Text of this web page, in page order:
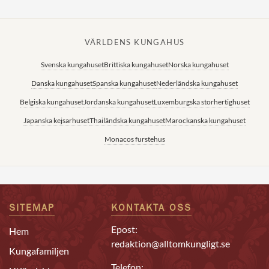
VÄRLDENS KUNGAHUS
Svenska kungahusetBrittiska kungahusetNorska kungahuset
Danska kungahusetSpanska kungahusetNederländska kungahuset
Belgiska kungahusetJordanska kungahusetLuxemburgska storhertighuset
Japanska kejsarhusetThailändska kungahusetMarockanska kungahuset
Monacos furstehus
SITEMAP
Hem
Kungafamiljen
KONTAKTA OSS
Epost:
redaktion@alltomkungligt.se